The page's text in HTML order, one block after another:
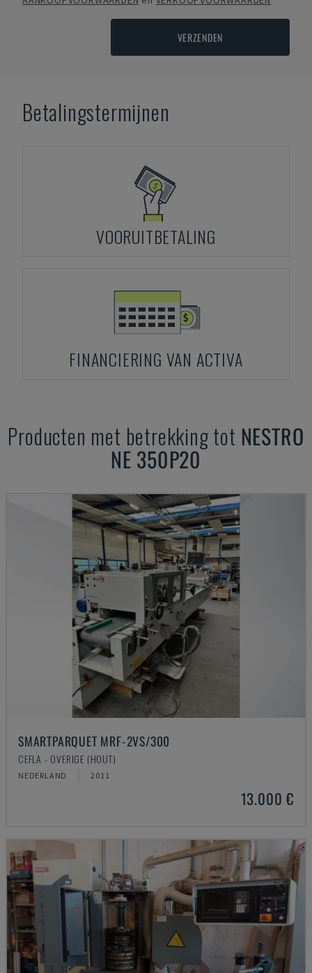
VERZENDEN
Betalingstermijnen
VOORUITBETALING
FINANCIERING VAN ACTIVA
Producten met betrekking tot NESTRO
NE 350P20
SMARTPARQUET MRF-2VS/300
CEFLA - OVERIGE (HOUT)
NEDERLAND 2011
13.000 €